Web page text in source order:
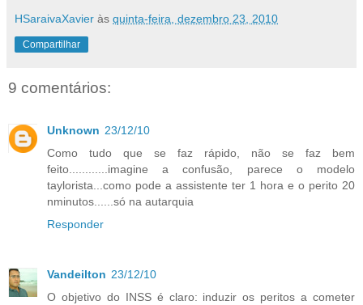
HSaraivaXavier às quinta-feira, dezembro 23, 2010
Compartilhar
9 comentários:
Unknown 23/12/10
Como tudo que se faz rápido, não se faz bem
feito............imagine a confusão, parece o modelo
taylorista...como pode a assistente ter 1 hora e o perito 20
nminutos......só na autarquia
Responder
Vandeilton 23/12/10
O objetivo do INSS é claro: induzir os peritos a cometer